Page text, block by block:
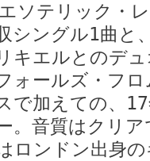
ソテリック・
シングル1曲と
キエルとのデ
ォールズ・フ
で加えての、
。音質はクリ
ロンドン出身